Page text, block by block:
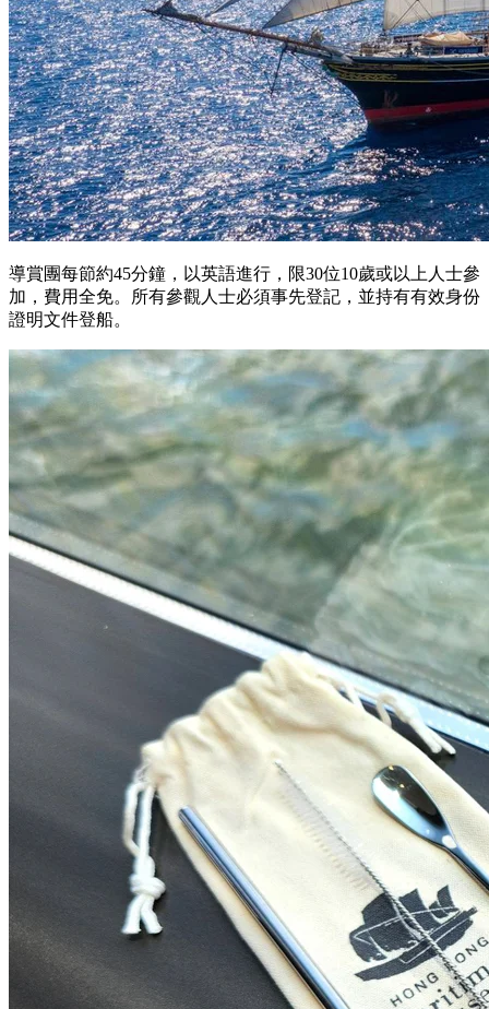
導賞團每節約45分鐘，以英語進行，限30位10歲或以上人士參
加，費用全免。所有參觀人士必須事先登記，並持有有效身份
證明文件登船。